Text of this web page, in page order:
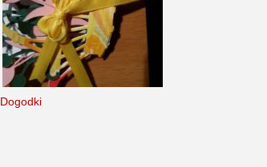
Dogodki